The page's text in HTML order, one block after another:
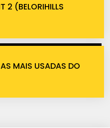
2 (BELORIHILLS
MAIS USADAS DO